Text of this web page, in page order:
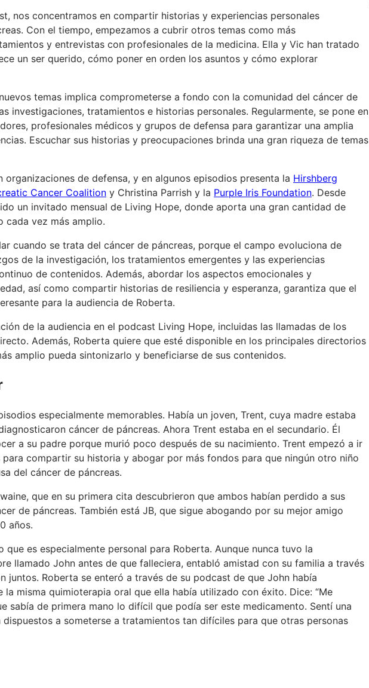
nos concentramos en compartir historias y experiencias personales
Con el tiempo, empezamos a cubrir otros temas como más
y entrevistas con profesionales de la medicina. Ella y Vic han tratado
un ser querido, cómo poner en orden los asuntos y cómo explorar
temas implica comprometerse a fondo con la comunidad del cáncer de
investigaciones, tratamientos e historias personales. Regularmente, se pone en
profesionales médicos y grupos de defensa para garantizar una amplia
Escuchar sus historias y preocupaciones brinda una gran riqueza de temas
de defensa, y en algunos episodios presenta la Hirshberg
Cancer Coalition y Christina Parrish y la Purple Iris Foundation. Desde
un invitado mensual de Living Hope, donde aporta una gran cantidad de
cada vez más amplio.
cuando se trata del cáncer de páncreas, porque el campo evoluciona de
de la investigación, los tratamientos emergentes y las experiencias
de contenidos. Además, abordar los aspectos emocionales y
así como compartir historias de resiliencia y esperanza, garantiza que el
para la audiencia de Roberta.
de la audiencia en el podcast Living Hope, incluidas las llamadas de los
Además, Roberta quiere que esté disponible en los principales directorios
amplio pueda sintonizarlo y beneficiarse de sus contenidos.
especialmente memorables. Había un joven, Trent, cuya madre estaba
cáncer de páncreas. Ahora Trent estaba en el secundario. Él
a su padre porque murió poco después de su nacimiento. Trent empezó a ir
para compartir su historia y abogar por más fondos para que ningún otro niño
del cáncer de páncreas.
que en su primera cita descubrieron que ambos habían perdido a sus
de páncreas. También está JB, que sigue abogando por su mejor amigo
años.
que es especialmente personal para Roberta. Aunque nunca tuvo la
llamado John antes de que falleciera, entabló amistad con su familia a través
juntos. Roberta se enteró a través de su podcast de que John había
misma quimioterapia oral que ella había utilizado con éxito. Dice: “Me
sabía de primera mano lo difícil que podía ser este medicamento. Sentí una
a someterse a tratamientos tan difíciles para que otras personas